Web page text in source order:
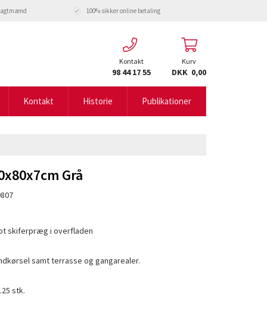
100% sikker online betaling
Kontakt
98 44 17 55
Kurv
DKK 0,00
Kontakt Historie Publikationer
Grå
skiferpræg i overfladen
samt terrasse og gangarealer.
stk.